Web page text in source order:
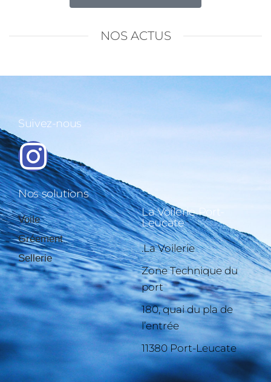
NOS ACTUS
Suivez-nous
Nos solutions
Voile
Gréement
Sellerie
La Voilerie Port-
Leucate
.La Voilerie
Zone Technique du
port
180, quai du pla de
l’entrée
11380 Port-Leucate